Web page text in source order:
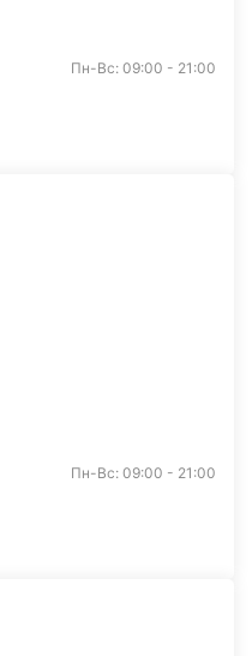
Пн-Вс: 09:00 - 21:00
Пн-Вс: 09:00 - 21:00